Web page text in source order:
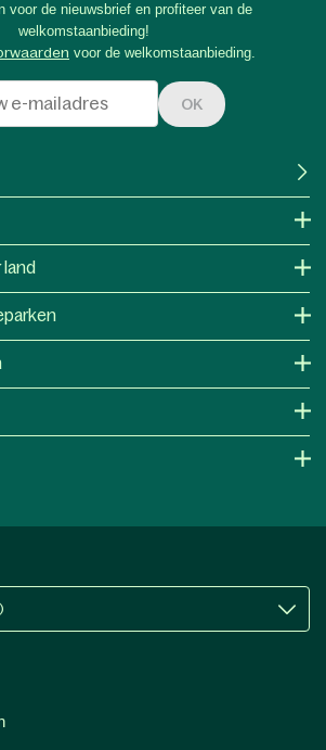
voor de nieuwsbrief en profiteer van de
welkomstaanbieding!
voor de welkomstaanbieding.
OK